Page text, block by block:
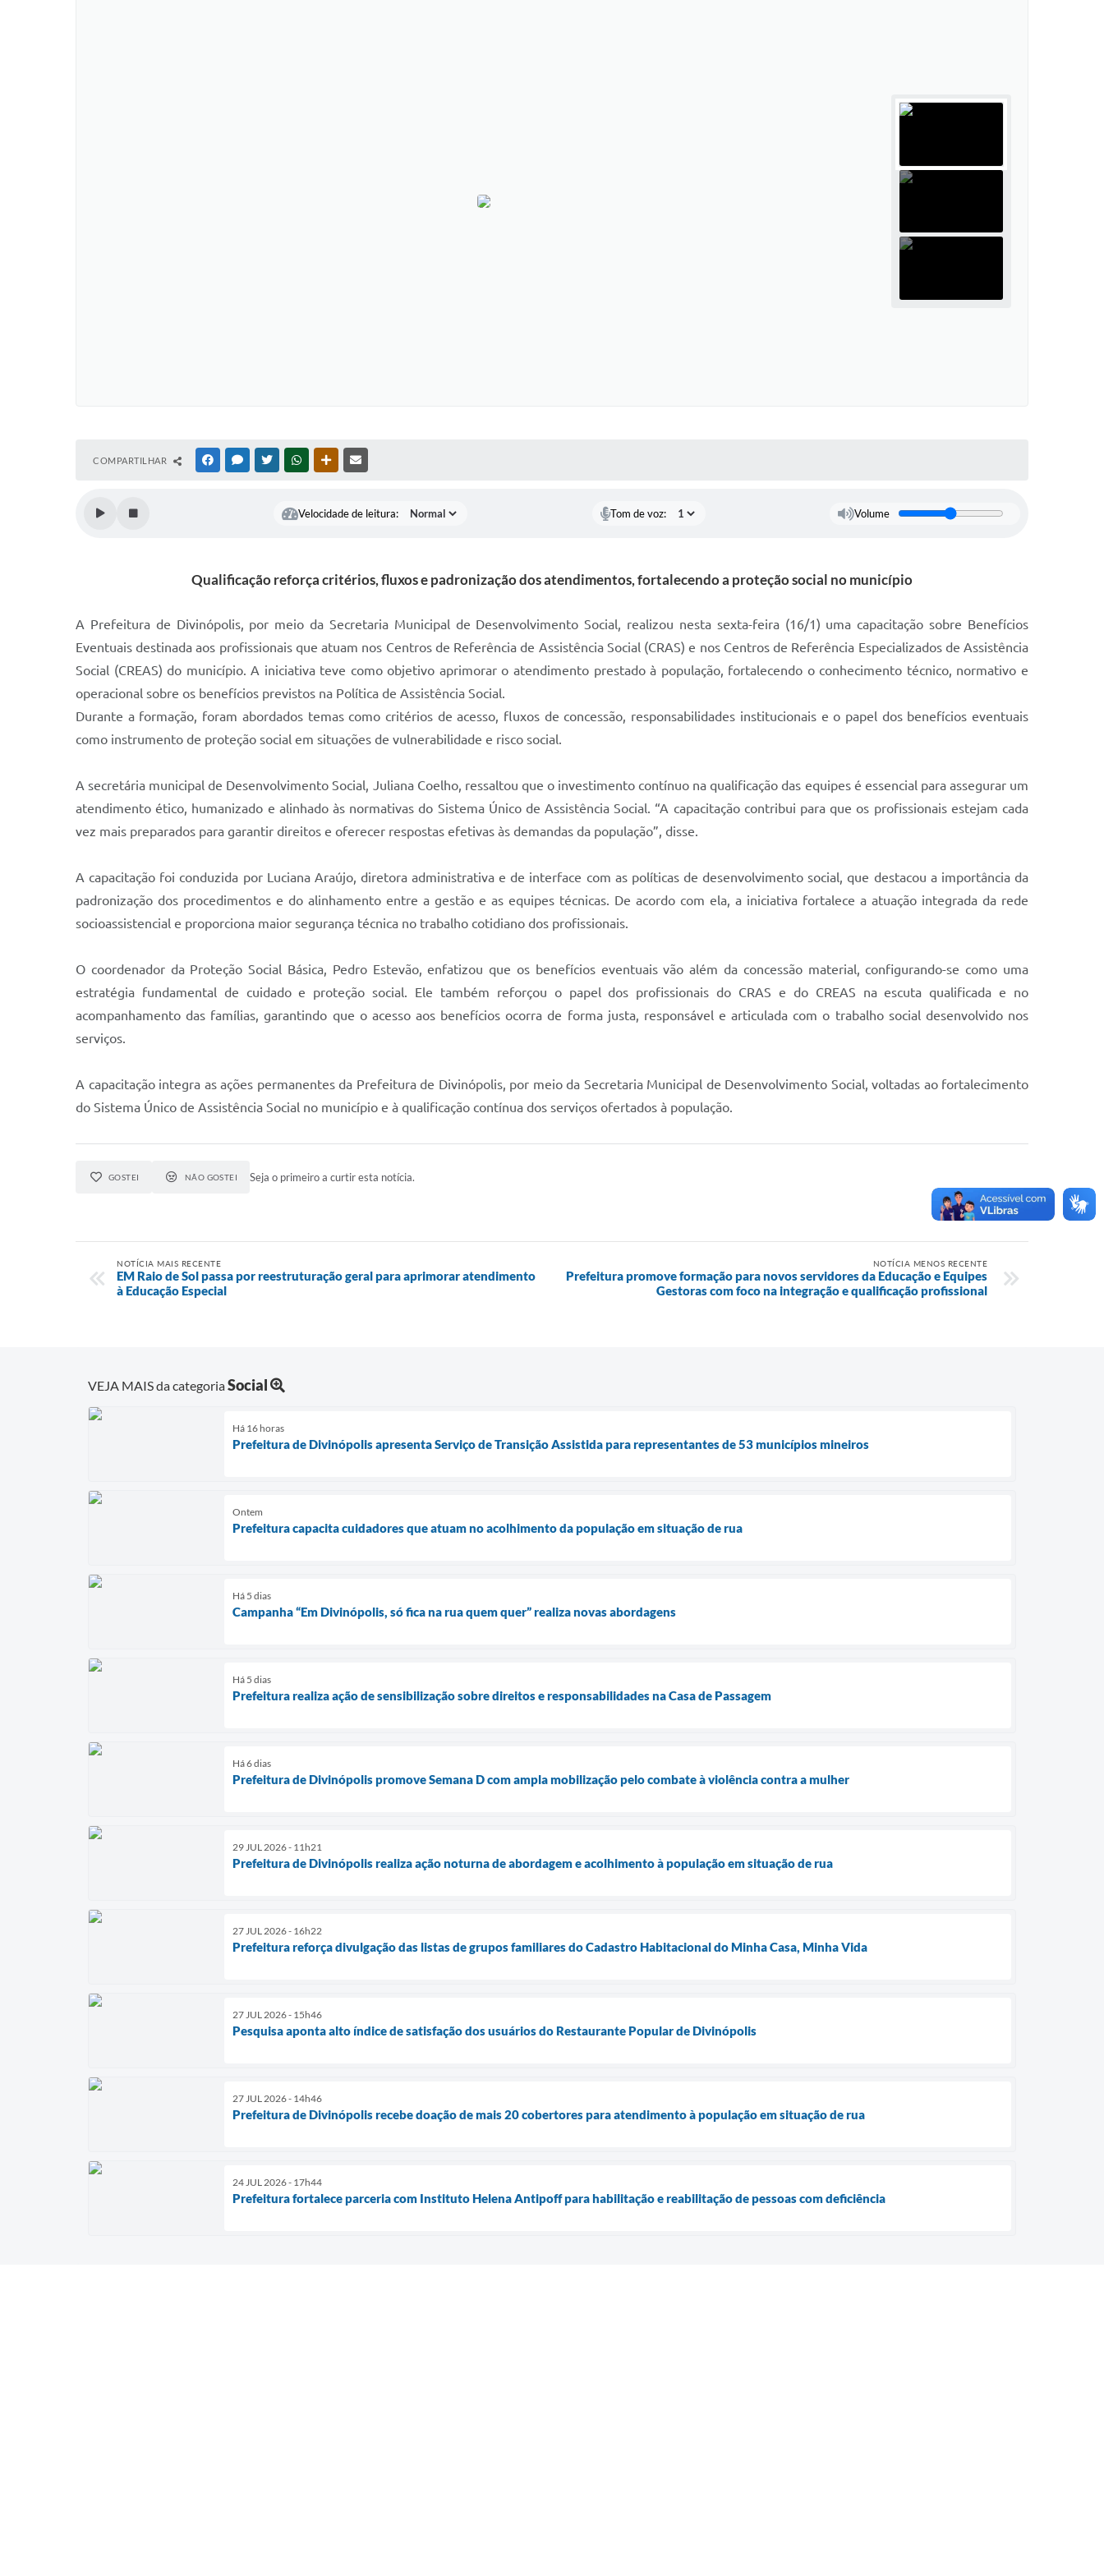
COMPARTILHAR FACEBOOKMESSENGER
TWITTERWHATSAPPOUTRAS MÍDIAS
Velocidade de leitura: Tom de voz: Volume
Qualificação reforça critérios, fluxos e padronização dos atendimentos, fortalecendo a proteção social no município
A Prefeitura de Divinópolis, por meio da Secretaria Municipal de Desenvolvimento Social, realizou nesta sexta-feira (16/1) uma capacitação sobre Benefícios
Eventuais destinada aos profissionais que atuam nos Centros de Referência de Assistência Social (CRAS) e nos Centros de Referência Especializados de Assistência
Social (CREAS) do município. A iniciativa teve como objetivo aprimorar o atendimento prestado à população, fortalecendo o conhecimento técnico, normativo e
operacional sobre os benefícios previstos na Política de Assistência Social.
Durante a formação, foram abordados temas como critérios de acesso, fluxos de concessão, responsabilidades institucionais e o papel dos benefícios eventuais
como instrumento de proteção social em situações de vulnerabilidade e risco social.
A secretária municipal de Desenvolvimento Social, Juliana Coelho, ressaltou que o investimento contínuo na qualificação das equipes é essencial para assegurar um
atendimento ético, humanizado e alinhado às normativas do Sistema Único de Assistência Social. “A capacitação contribui para que os profissionais estejam cada
vez mais preparados para garantir direitos e oferecer respostas efetivas às demandas da população”, disse.
A capacitação foi conduzida por Luciana Araújo, diretora administrativa e de interface com as políticas de desenvolvimento social, que destacou a importância da
padronização dos procedimentos e do alinhamento entre a gestão e as equipes técnicas. De acordo com ela, a iniciativa fortalece a atuação integrada da rede
socioassistencial e proporciona maior segurança técnica no trabalho cotidiano dos profissionais.
O coordenador da Proteção Social Básica, Pedro Estevão, enfatizou que os benefícios eventuais vão além da concessão material, configurando-se como uma
estratégia fundamental de cuidado e proteção social. Ele também reforçou o papel dos profissionais do CRAS e do CREAS na escuta qualificada e no
acompanhamento das famílias, garantindo que o acesso aos benefícios ocorra de forma justa, responsável e articulada com o trabalho social desenvolvido nos
serviços.
A capacitação integra as ações permanentes da Prefeitura de Divinópolis, por meio da Secretaria Municipal de Desenvolvimento Social, voltadas ao fortalecimento
do Sistema Único de Assistência Social no município e à qualificação contínua dos serviços ofertados à população.
GOSTEI NÃO GOSTEI Seja o primeiro a curtir esta notícia.
NOTÍCIA MAIS RECENTE
EM Raio de Sol passa por reestruturação geral para aprimorar atendimento
à Educação Especial
NOTÍCIA MENOS RECENTE
Prefeitura promove formação para novos servidores da Educação e Equipes
Gestoras com foco na integração e qualificação profissional
VEJA MAIS da categoriaSocial
Há 16 horas
Prefeitura de Divinópolis apresenta Serviço de Transição Assistida para representantes de 53 municípios mineiros
Ontem
Prefeitura capacita cuidadores que atuam no acolhimento da população em situação de rua
Há 5 dias
Campanha “Em Divinópolis, só fica na rua quem quer” realiza novas abordagens
Há 5 dias
Prefeitura realiza ação de sensibilização sobre direitos e responsabilidades na Casa de Passagem
Há 6 dias
Prefeitura de Divinópolis promove Semana D com ampla mobilização pelo combate à violência contra a mulher
29 JUL 2026 - 11h21
Prefeitura de Divinópolis realiza ação noturna de abordagem e acolhimento à população em situação de rua
27 JUL 2026 - 16h22
Prefeitura reforça divulgação das listas de grupos familiares do Cadastro Habitacional do Minha Casa, Minha Vida
27 JUL 2026 - 15h46
Pesquisa aponta alto índice de satisfação dos usuários do Restaurante Popular de Divinópolis
27 JUL 2026 - 14h46
Prefeitura de Divinópolis recebe doação de mais 20 cobertores para atendimento à população em situação de rua
24 JUL 2026 - 17h44
Prefeitura fortalece parceria com Instituto Helena Antipoff para habilitação e reabilitação de pessoas com deficiência